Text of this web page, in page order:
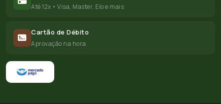
Até 12x • Visa, Master, Elo e mais
Cartão de Débito
Aprovação na hora